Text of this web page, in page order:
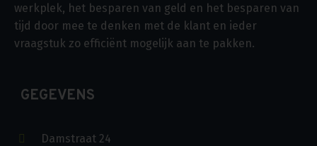
werkplek, het besparen van geld en het besparen van
tijd door mee te denken met de klant en ieder
vraagstuk zo efficiënt mogelijk aan te pakken.
GEGEVENS
Damstraat 24